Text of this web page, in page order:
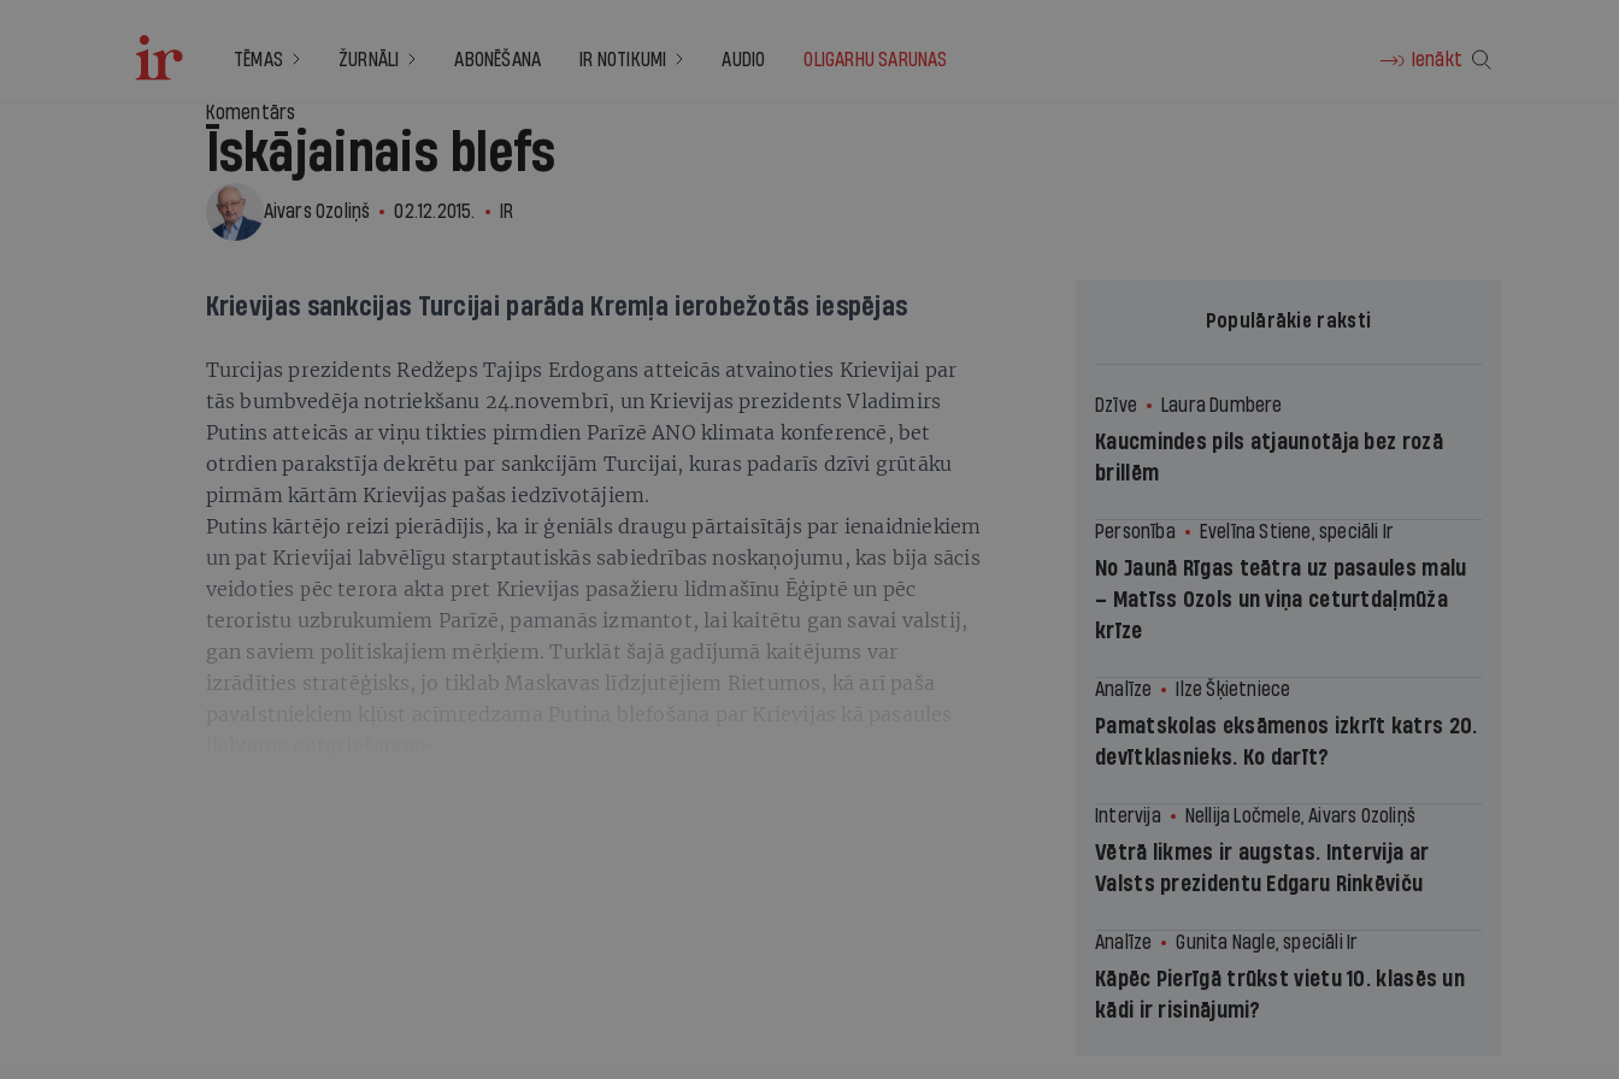
TĒMAS ŽURNĀLI ABONĒŠANA IR NOTIKUMI AUDIO OLIGARHU SARUNAS Ienākt
Komentārs
Īskājainais blefs
Aivars Ozoliņš 02.12.2015. IR
Krievijas sankcijas Turcijai parāda Kremļa ierobežotās iespējas
Turcijas prezidents Redžeps Tajips Erdogans atteicās atvainoties Krievijai par
tās bumbvedēja notriekšanu 24.novembrī, un Krievijas prezidents Vladimirs
Putins atteicās ar viņu tikties pirmdien Parīzē ANO klimata konferencē, bet
otrdien parakstīja dekrētu par sankcijām Turcijai, kuras padarīs dzīvi grūtāku
pirmām kārtām Krievijas pašas iedzīvotājiem.
Putins kārtējo reizi pierādījis, ka ir ģeniāls draugu pārtaisītājs par ienaidniekiem
un pat Krievijai labvēlīgu starptautiskās sabiedrības noskaņojumu, kas bija sācis
veidoties pēc terora akta pret Krievijas pasažieru lidmašīnu Ēģiptē un pēc
teroristu uzbrukumiem Parīzē, pamanās izmantot, lai kaitētu gan savai valstij,
gan saviem politiskajiem mērķiem. Turklāt šajā gadījumā kaitējums var
izrādīties stratēģisks, jo tiklab Maskavas līdzjutējiem Rietumos, kā arī paša
Populārākie raksti
Dzīve Laura Dumbere
Kaucmindes pils atjaunotāja bez rozā
brillēm
Personība Evelīna Stiene, speciāli Ir
No Jaunā Rīgas teātra uz pasaules malu
– Matīss Ozols un viņa ceturtdaļmūža
krīze
Analīze Ilze Šķietniece
Pamatskolas eksāmenos izkrīt katrs 20.
devītklasnieks. Ko darīt?
Intervija Nellija Ločmele, Aivars Ozoliņš
Vētrā likmes ir augstas. Intervija ar
Valsts prezidentu Edgaru Rinkēviču
Analīze Gunita Nagle, speciāli Ir
Kāpēc Pierīgā trūkst vietu 10. klasēs un
kādi ir risinājumi?